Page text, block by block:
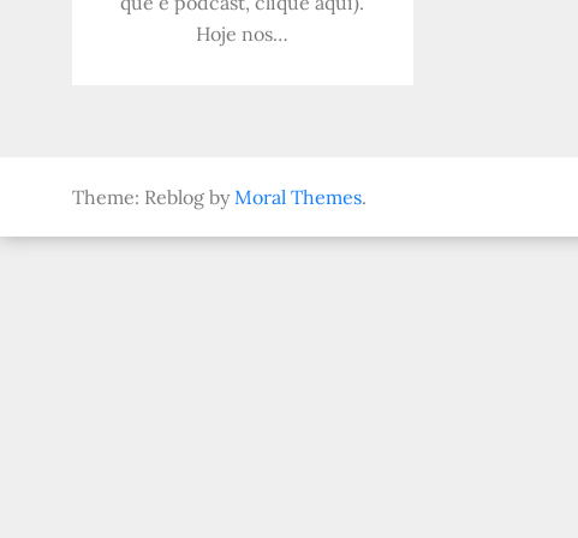
Hoje nos…
Theme: Reblog byMoral Themes.